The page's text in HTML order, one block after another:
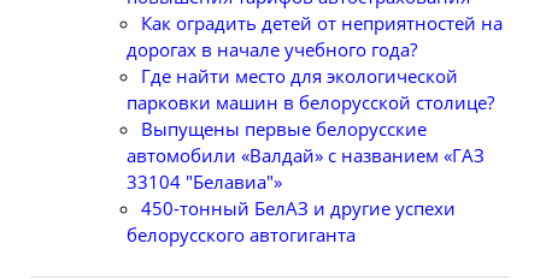
Как оградить детей от неприятностей на
дорогах в начале учебного года?
Где найти место для экологической
парковки машин в белорусской столице?
Выпущены первые белорусские
автомобили «Валдай» с названием «ГАЗ
33104 "Белавиа"»
450-тонный БелАЗ и другие успехи
белорусского автогиганта